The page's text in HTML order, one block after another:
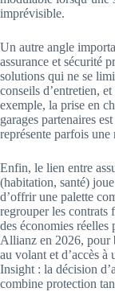
imprévisible.
Un autre angle
assurance et sécurité
solutions qui ne se
conseils d’entretien,
exemple, la prise en
garages partenaires
représente parfois
Enfin, le lien entre
(habitation, santé)
d’offrir une palette
regrouper les contrats
des économies
Allianz en 2026, pour
au volant et d’accès à
Insight : la décision
combine protection